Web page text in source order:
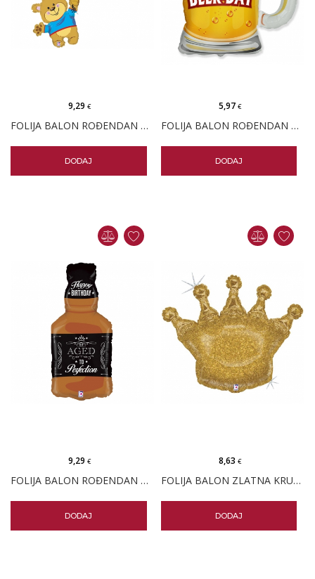
FOLIJA BALON ROĐENDAN MEDO I BALONI
9,29€
DODAJ
FOLIJA BALON ROĐENDAN ČAŠA PIVE
5,97 €
DODAJ
FOLIJA BALON ROĐENDAN AGED TO PERFECTION
9,29€
DODAJ
FOLIJA BALON ZLATNA KRUNA
8,63 €
DODAJ